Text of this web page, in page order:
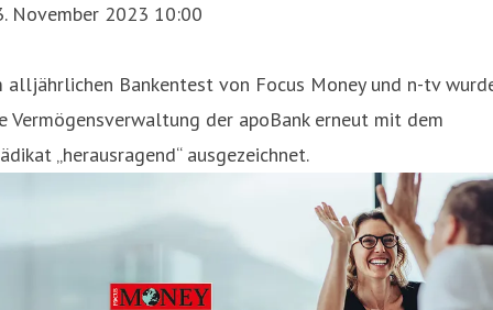
November 2023 10:00
alljährlichen Bankentest von Focus Money und n-tv
Vermögensverwaltung der apoBank erneut mit dem
„herausragend“ ausgezeichnet.